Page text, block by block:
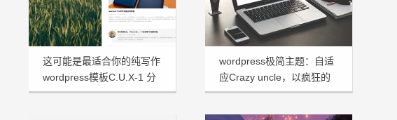
这可能是最适合你的纯写作
wordpress模板C.U.X-1 分
享
wordpress极简主题：自适
应Crazy uncle，以疯狂的
大叔命名！